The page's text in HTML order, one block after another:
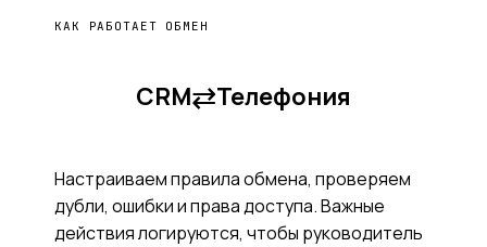
КАК РАБОТАЕТ ОБМЕН
CRM⇄Телефония
Настраиваем правила обмена, проверяем
дубли, ошибки и права доступа. Важные
действия логируются, чтобы руководитель